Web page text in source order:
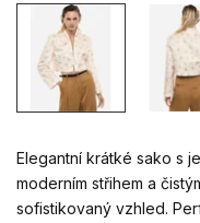
Elegantní krátké sako s
moderním střihem a
sofistikovaný vzhled.